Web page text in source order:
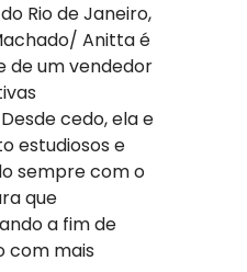
Rio de Janeiro,
Anitta é
de um vendedor
cedo, ela e
estudiosos e
sempre com o
que
a fim de
com mais